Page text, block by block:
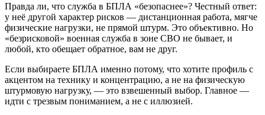
Правда ли, что служба в БПЛА «безопаснее»? Честный ответ:
у неё другой характер рисков — дистанционная работа, мягче
физические нагрузки, не прямой штурм. Это объективно. Но
«безрисковой» военная служба в зоне СВО не бывает, и
любой, кто обещает обратное, вам не друг.
Если выбираете БПЛА именно потому, что хотите профиль с
акцентом на технику и концентрацию, а не на физическую
штурмовую нагрузку, — это взвешенный выбор. Главное —
идти с трезвым пониманием, а не с иллюзией.